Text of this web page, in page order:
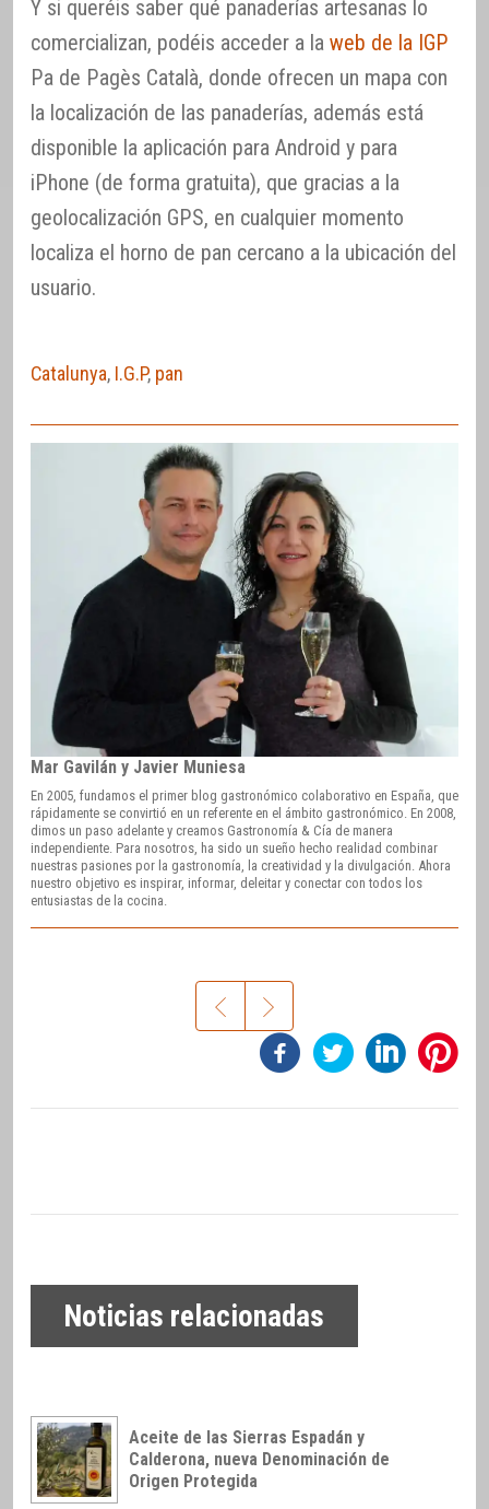
Y si queréis saber qué panaderías artesanas lo
comercializan, podéis acceder a la web de la IGP
Pa de Pagès Català, donde ofrecen un mapa con
la localización de las panaderías, además está
disponible la aplicación para Android y para
iPhone (de forma gratuita), que gracias a la
geolocalización GPS, en cualquier momento
localiza el horno de pan cercano a la ubicación del
usuario.
Catalunya, I.G.P, pan
Mar Gavilán y Javier Muniesa
En 2005, fundamos el primer blog gastronómico colaborativo en España, que
rápidamente se convirtió en un referente en el ámbito gastronómico. En 2008,
dimos un paso adelante y creamos Gastronomía & Cía de manera
independiente. Para nosotros, ha sido un sueño hecho realidad combinar
nuestras pasiones por la gastronomía, la creatividad y la divulgación. Ahora
nuestro objetivo es inspirar, informar, deleitar y conectar con todos los
entusiastas de la cocina.
Noticias relacionadas
Aceite de las Sierras Espadán y
Calderona, nueva Denominación de
Origen Protegida